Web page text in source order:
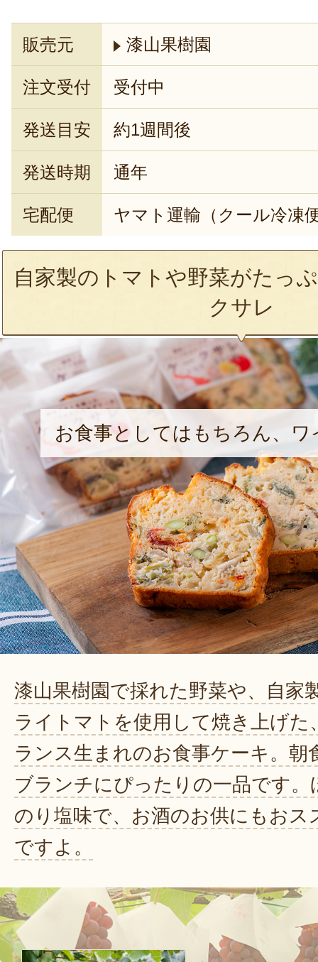
販売元 漆山果樹園
注文受付 受付中
発送目安 約1週間後
発送時期 通年
宅配便 ヤマト運輸（クール冷凍
自家製のトマトや野菜がたっ
クサレ
お食事としてはもちろん、
漆山果樹園で採れた野菜や、自家
ライトマトを使用して焼き上げた
ランス生まれのお食事ケーキ。朝
ブランチにぴったりの一品です。
のり塩味で、お酒のお供にもおス
ですよ。